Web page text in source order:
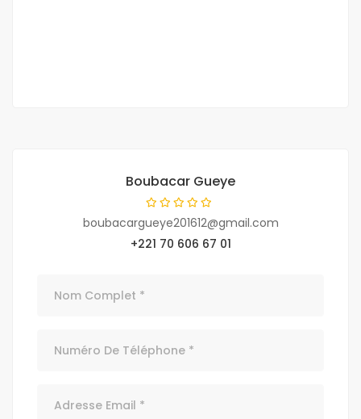
Boubacar Gueye
boubacargueye201612@gmail.com
+221 70 606 67 01